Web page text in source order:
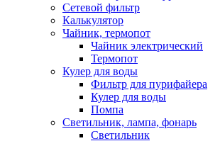
Сетевой фильтр
Калькулятор
Чайник, термопот
Чайник электрический
Термопот
Кулер для воды
Фильтр для пурифайера
Кулер для воды
Помпа
Светильник, лампа, фонарь
Светильник